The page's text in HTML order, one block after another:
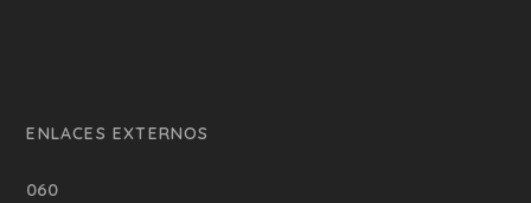
ENLACES EXTERNOS
060